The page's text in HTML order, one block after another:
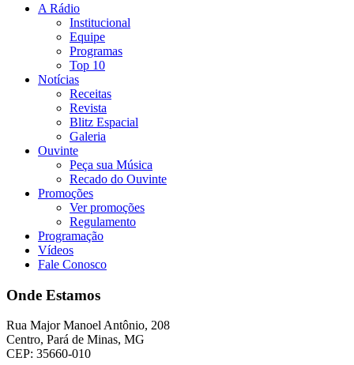
A Rádio
Institucional
Equipe
Programas
Top 10
Notícias
Receitas
Revista
Blitz Espacial
Galeria
Ouvinte
Peça sua Música
Recado do Ouvinte
Promoções
Ver promoções
Regulamento
Programação
Vídeos
Fale Conosco
Onde Estamos
Rua Major Manoel Antônio, 208
Centro, Pará de Minas, MG
CEP: 35660-010